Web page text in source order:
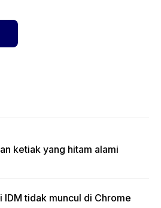
ketiak yang hitam alami
IDM tidak muncul di Chrome